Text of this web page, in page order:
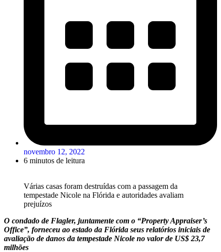
novembro 12, 2022
6 minutos de leitura
Várias casas foram destruídas com a passagem da
tempestade Nicole na Flórida e autoridades avaliam
prejuízos
O condado de Flagler, juntamente com o “Property Appraiser’s
Office”, forneceu ao estado da Flórida seus relatórios iniciais de
avaliação de danos da tempestade Nicole no valor de US$ 23,7
milhões